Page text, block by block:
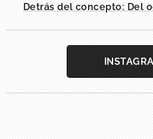
Detrás del concepto: Del